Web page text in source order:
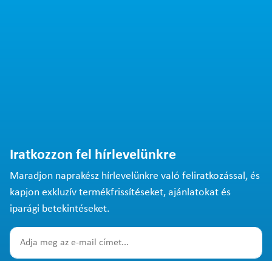
Iratkozzon fel hírlevelünkre
Maradjon naprakész hírlevelünkre való feliratkozással, és
kapjon exkluzív termékfrissítéseket, ajánlatokat és
iparági betekintéseket.